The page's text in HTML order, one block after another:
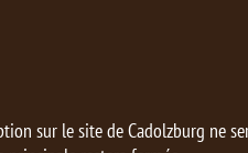
sur le site de Cadolzburg ne